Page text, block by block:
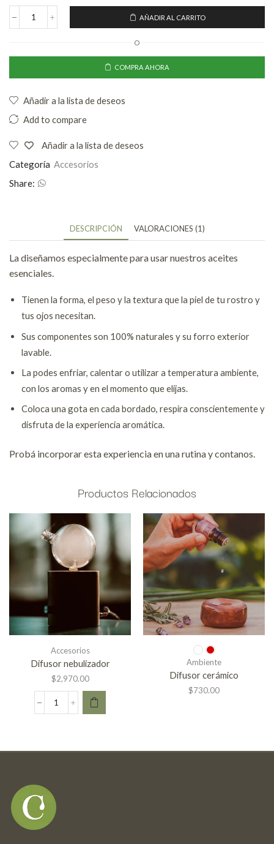
AÑADIR AL CARRITO
O
COMPRA AHORA
Añadir a la lista de deseos
Add to compare
Añadir a la lista de deseos
Categoría Accesorios
Share:
DESCRIPCIÓN VALORACIONES (1)
La diseñamos especialmente para usar nuestros aceites
esenciales.
Tienen la forma, el peso y la textura que la piel de tu rostro y
tus ojos necesitan.
Sus componentes son 100% naturales y su forro exterior
lavable.
La podes enfriar, calentar o utilizar a temperatura ambiente,
con los aromas y en el momento que elijas.
Coloca una gota en cada bordado, respira conscientemente y
disfruta de la experiencia aromática.
Probá incorporar esta experiencia en una rutina y contanos.
Productos Relacionados
Accesorios
Difusor nebulizador
$2,970.00
Ambiente
Difusor cerámico
$730.00